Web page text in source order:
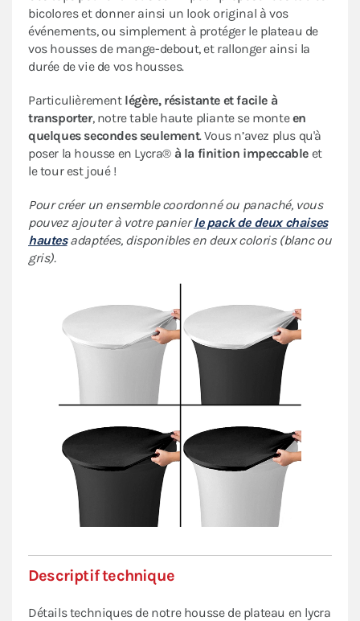
bicolores et donner ainsi un look original à vos
événements, ou simplement à protéger le plateau de
vos housses de mange-debout, et rallonger ainsi la
durée de vie de vos housses.
Particulièrement légère, résistante et facile à
transporter, notre table haute pliante se monteen
quelques secondes seulement. Vous n’avez plus qu'à
poser la housse en Lycra® à la finition impeccable et
le tour est joué !
Pour créer un ensemble coordonné ou panaché, vous
pouvez ajouter à votre panierle pack de deux chaises
hautesadaptées, disponibles en deux coloris (blanc ou
gris).
Descriptif technique
Détails techniques de notre housse de plateau en lycra